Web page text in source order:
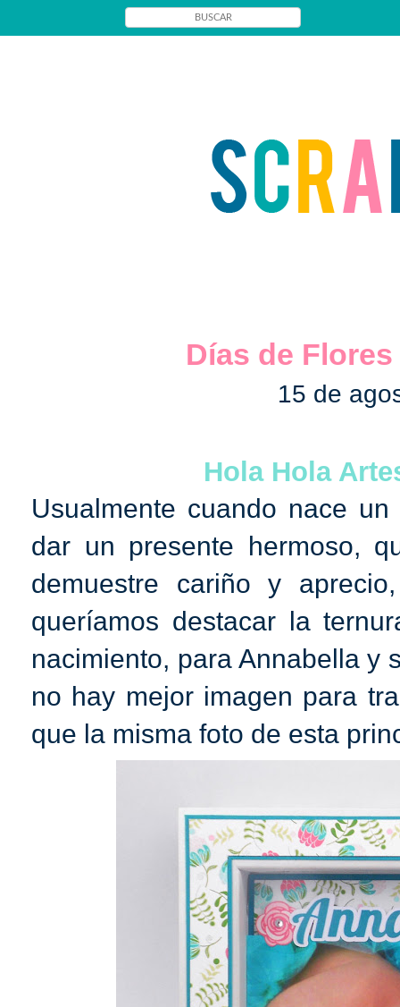
Días de
15 de
Hola Hola
Usualmente cuando nace
dar un presente hermoso,
demuestre cariño y
queríamos destacar la
nacimiento, para Annabella y
no hay mejor imagen para
que la misma foto de esta